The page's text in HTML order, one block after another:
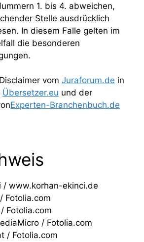
1. bis 4. abweichen,
Stelle ausdrücklich
In diesem Falle gelten im
die besonderen
vom Juraforum.de in
Übersetzer.eu und der
Experten-Branchenbuch.de
/ www.korhan-ekinci.de
Fotolia.com
Fotolia.com
/ Fotolia.com
/ Fotolia.com